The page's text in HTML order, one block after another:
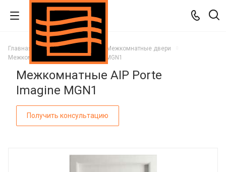
Главная Каталог
Межкомнатные двери
Межкомнатные AIP Porte Imagine MGN1
Межкомнатные AIP Porte
Imagine MGN1
Получить консультацию